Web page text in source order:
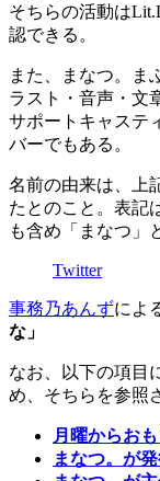
そちらの活動は
認できる。
また、まなつ。ま
ラスト・音声・文
サポートキャステ
バーでもある。
名前の由来は、上
たとのこと。表記
も含め「まなつ」
Twitter
事務乃あんずによ
な」
なお、以下の項目
め、そちらを参照
月曜からお
まなつ。が